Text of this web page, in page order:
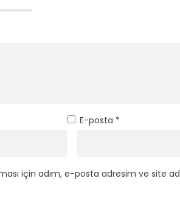
E-posta *
için adım, e-posta adresim ve site